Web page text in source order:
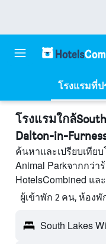
โรงแรมที่
โรงแรมใกล้
Dalton-in-
ค้นหาและเปรียบเทีย
Animal Parkจากกว่า
HotelsCombined แล
ผู้เข้าพัก 2 คน, ห้องพั